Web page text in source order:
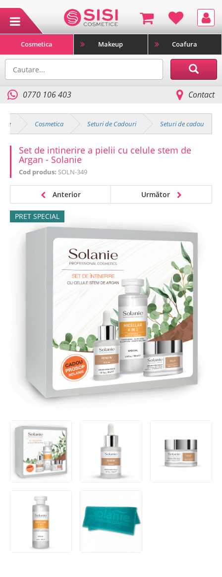
Cosmetica Makeup Coafura
0770 106 403 Contact
Cosmetica Seturi de Cadouri Seturi de cadou
Set de intinerire a pielii cu celule stem de
Argan - Solanie
Cod produs: SOLN-349
Anterior Următor
PRET SPECIAL